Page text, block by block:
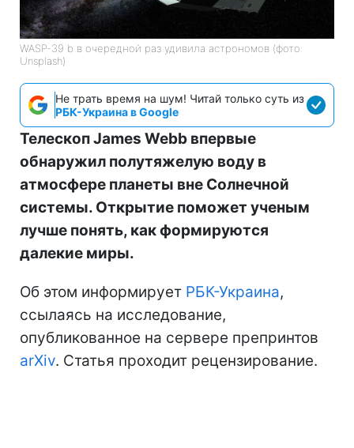
WASP-39 b в очередной раз удивила астрономов (фото:
Unsplash)
Не трать время на шум! Читай только суть из
РБК-Украина в Google
Телескоп James Webb впервые
обнаружил полутяжелую воду в
атмосфере планеты вне Солнечной
системы. Открытие поможет ученым
лучше понять, как формируются
далекие миры.
Об этом информирует РБК-Украина,
ссылаясь на исследование,
опубликованное на сервере препринтов
arXiv. Статья проходит рецензирование.